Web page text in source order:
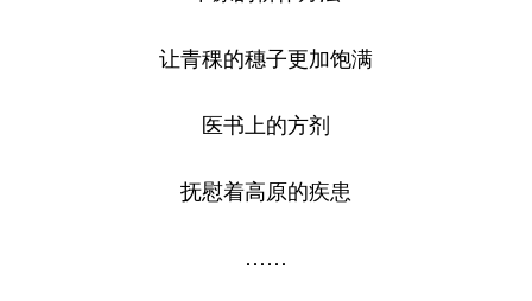
让青稞的穗子更加饱满
医书上的方剂
抚慰着高原的疾患